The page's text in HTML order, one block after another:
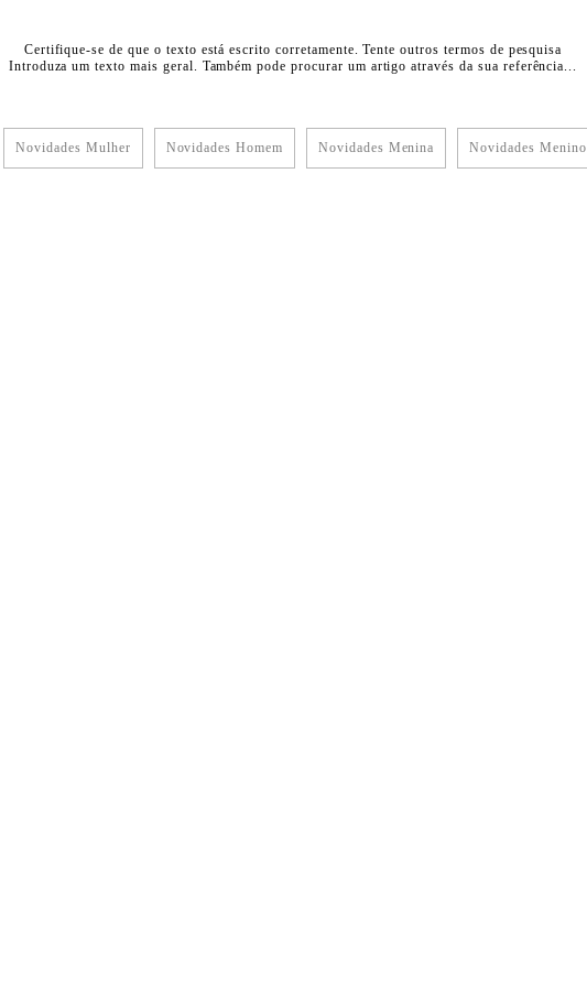
Certifique-se de que o texto está escrito corretamente. Tente outros termos de pesquisa
Introduza um texto mais geral. Também pode procurar um artigo através da sua referência...
Novidades Mulher Novidades Homem Novidades Menina Novidades Menino